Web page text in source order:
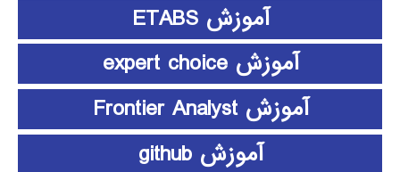
آموزش ETABS
آموزش expert choice
آموزش Frontier Analyst
آموزش github